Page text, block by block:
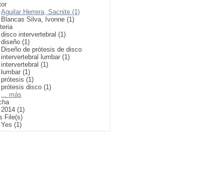
Aguilar Herrera, Sacnite (1)
Blancas Silva, Ivonne (1)
disco intervertebral (1)
diseño (1)
Diseño de prótesis de disco
intervertebral lumbar (1)
intervertebral (1)
lumbar (1)
prótesis (1)
prótesis disco (1)
... más
2014 (1)
File(s)
Yes (1)